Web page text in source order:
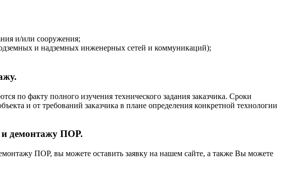
и/или сооружения;
и надземных инженерных сетей и коммуникаций);
по факту полного изучения технического задания заказчика. Сроки
и от требований заказчика в плане определения конкретной технологии
и демонтажу ПОР.
ПОР, вы можете оставить заявку на нашем сайте, а также Вы можете